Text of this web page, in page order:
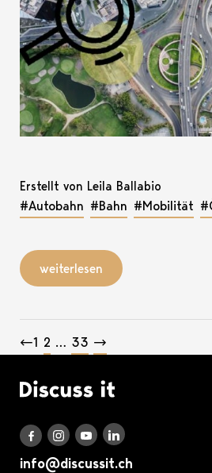
Erstellt von Leila Ballabio
#Autobahn #Bahn #Mobilität
weiterlesen
Beitragsnavigation
←1 2 … 33 →
Logo Discuss it
Discuss it auf Facebook
Discuss it auf Instagram
Discuss it auf
Discuss it auf
info@discussit.ch